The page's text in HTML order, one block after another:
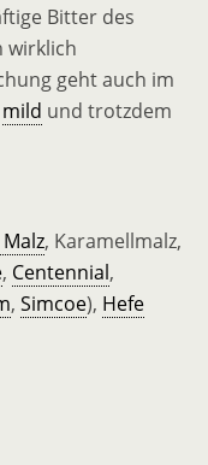
Bitter des
wirklich
geht auch im
mild und trotzdem
, Karamellmalz,
, Centennial,
, Simcoe), Hefe